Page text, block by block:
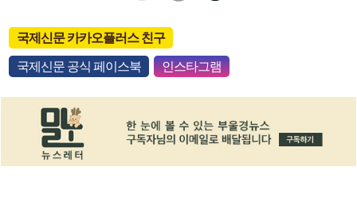
국제신문 카카오플러스 친구
국제신문 공식 페이스북 인스타그램